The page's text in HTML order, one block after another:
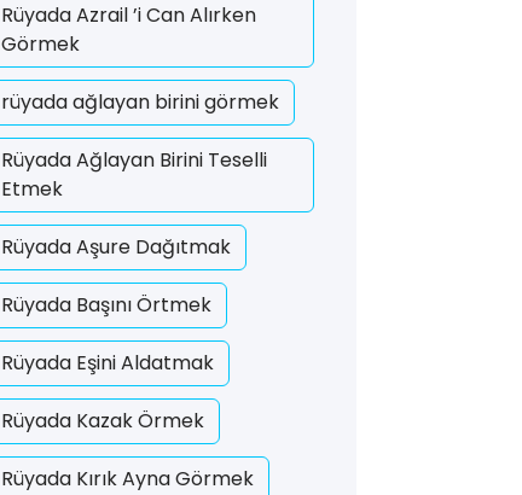
Rüyada Azrail ’i Can Alırken
Görmek
rüyada ağlayan birini görmek
Rüyada Ağlayan Birini Teselli
Etmek
Rüyada Aşure Dağıtmak
Rüyada Başını Örtmek
Rüyada Eşini Aldatmak
Rüyada Kazak Örmek
Rüyada Kırık Ayna Görmek